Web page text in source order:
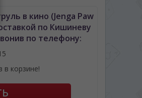
в кино (Jenga Paw
по Кишиневу
по телефону:
в корзине!